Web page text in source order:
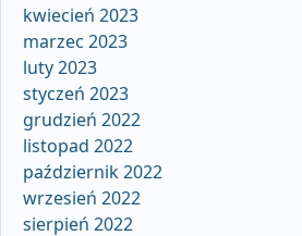
kwiecień 2023
marzec 2023
luty 2023
styczeń 2023
grudzień 2022
listopad 2022
październik 2022
wrzesień 2022
sierpień 2022